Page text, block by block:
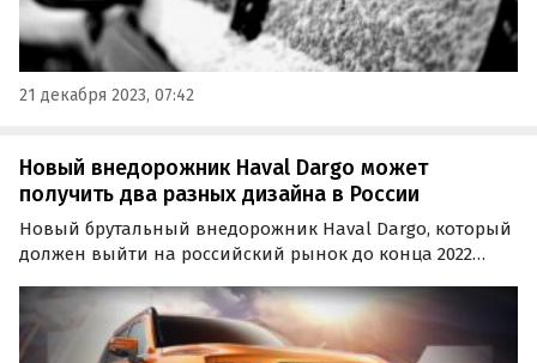
21 декабря 2023, 07:42
Новый внедорожник Haval Dargo может
получить два разных дизайна в России
Новый брутальный внедорожник Haval Dargo, который
должен выйти на российский рынок до конца 2022
Первый – это его оригинальный (собственный), а
второй – от модели DaGou, на базе которого он…